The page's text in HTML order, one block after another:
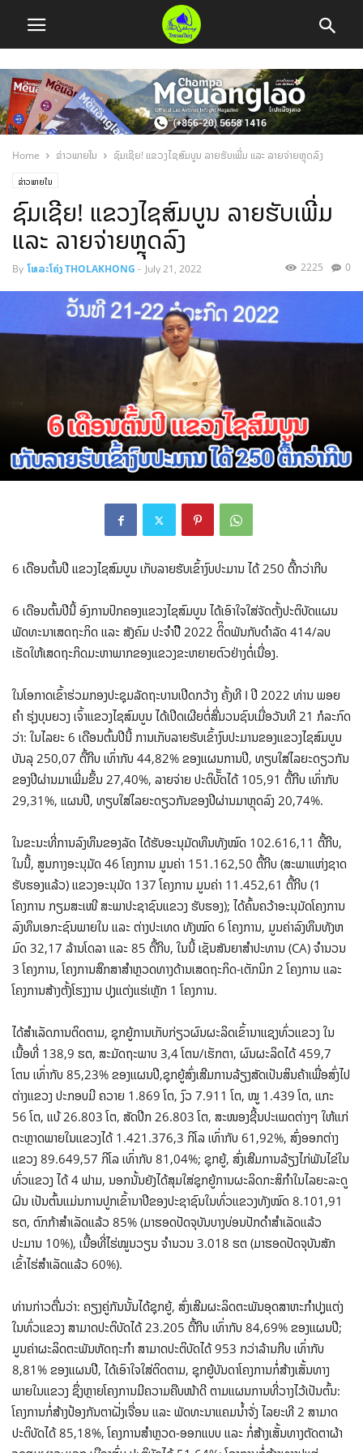
Home ຂ່າວພາຍໃນ ຊົມເຊີຍ! ແຂວງໄຊສົມບູນ ລາຍຮັບເພີ່ມ ແລະ ລາຍຈ່າຍຫຼຸດລົງ
ຂ່າວພາຍໃນ
ຊົມເຊີຍ! ແຂວງໄຊສົມບູນ ລາຍຮັບເພີ່ມ
ແລະ ລາຍຈ່າຍຫຼຸດລົງ
By ໂທລະໂຄ່ງ THOLAKHONG - July 21, 2022 0
2225
6 ເດືອນຕົ້ນປີ ແຂວງໄຊສົມບູນ ເກັບລາຍຮັບເຂົ້າງົບປະມານ ໄດ້ 250 ຕື້ກວ່າກີບ
6 ເດືອນຕົ້ນປີນີ້ ອົງການປົກຄອງແຂວງໄຊສົມບູນ ໄດ້ເອົາໃຈໃສ່ຈັດຕັ້ງປະຕິບັດແຜນ
ພັດທະນາເສດຖະກິດ ແລະ ສັງຄົມ ປະຈຳປິີ 2022 ຕິິດພັນກັບດຳລັດ 414/ລບ
ເຮັດໃຫ້ເສດຖະກິດມະຫາພາກຂອງແຂວງຂະຫຍາຍຕົວຢ່າງຕໍ່ເນື່ອງ.
ໃນໂອກາດເຂົ້າຮ່ວມກອງປະຊຸມລັດຖະບານເປີດກວ້າງ ຄັ້ງທີ I ປີ 2022 ທ່ານ ພອຍ
ຄຳ ຮຸ່ງບຸນຍວງ ເຈົ້າແຂວງໄຊສົມບູນ ໄດ້ເປີດເຜີຍຕໍ່ສື່ມວນຊົນເມື່ອວັນທີ 21 ກໍລະກົດ
ວ່າ: ໃນໄລຍະ 6 ເດືອນຕົ້ນປີນີ້ ການເກັບລາຍຮັບເຂົ້າງົບປະມານຂອງແຂວງໄຊສົມບູນ
ບັນລຸ 250,07 ຕື້ກີບ ເທົ່າກັບ 44,82% ຂອງແຜນການປີ, ທຽບໃສ່ໄລຍະດຽວກັນ
ຂອງປີຜ່ານມາເພີ່ມຂຶ້ນ 27,40%, ລາຍຈ່າຍ ປະຕິບັັັດໄດ້ 105,91 ຕື້ກີບ ເທົ່າກັບ
29,31%, ແຜນປີ, ທຽບໃສ່ໄລຍະດຽວກັນຂອງປີຜ່ານມາຫຼຸດລົງ 20,74%.
ໃນຂະນະທີ່ການລົງທຶນຂອງລັດ ໄດ້ຮັບອະນຸມັດທຶນທັງໝົດ 102.616,11 ຕື້ກີບ,
ໃນນີ້, ສູນກາງອະນຸມັດ 46 ໂຄງການ ມູນຄ່າ 151.162,50 ຕື້ກີບ (ສະພາແຫ່ງຊາດ
ຮັບຮອງແລ້ວ) ແຂວງອະນຸມັດ 137 ໂຄງການ ມູນຄ່າ 11.452,61 ຕື້ກີບ (1
ໂຄງການ ກຽມສະເໜີ ສະພາປະຊາຊົນແຂວງ ຮັບຮອງ); ໄດ້ຄົ້ນຄວ້າອະນຸມັດໂຄງການ
ລົງທຶນເອກະຊົນພາຍໃນ ແລະ ຕ່າງປະເທດ ທັງໝົດ 6 ໂຄງການ, ມູນຄ່າລົງທຶນທັງຫ
ມົດ 32,17 ລ້ານໂດລາ ແລະ 85 ຕື້ກີບ, ໃນນີ້ ເຊັນສັນຍາສໍາປະທານ (CA) ຈໍານວນ
3 ໂຄງການ, ໂຄງການສຶກສາສໍາຫຼວດທາງດ້ານເສດຖະກິດ-ເຕັກນິກ 2 ໂຄງການ ແລະ
ໂຄງການສ້າງຕັ້ງໂຮງງານ ປຸງແຕ່ງແຮ່ເຫຼັກ 1 ໂຄງການ.
ໄດ້ສໍາເລັດການຕິດຕາມ, ຊຸກຍູ້ການເກັບກ່ຽວຜົນຜະລິດເຂົ້ານາແຊງທົ່ວແຂວງ ໃນ
ເນື້ອທີ່ 138,9 ຮຕ, ສະມັດຖະພາບ 3,4 ໂຕນ/ເຮັກຕາ, ຜົນຜະລິດໄດ້ 459,7
ໂຕນ ເທົ່າກັບ 85,23% ຂອງແຜນປີ,ຊຸກຍູ້ສົ່ງເສີມການລ້ຽງສັດເປັນສິນຄ້າເພື່ອສົ່ງໄປ
ຕ່າງແຂວງ ປະກອບມີ ຄວາຍ 1.869 ໂຕ, ງົວ 7.911 ໂຕ, ໝູ 1.439 ໂຕ, ແກະ
56 ໂຕ, ແບ້ 26.803 ໂຕ, ສັດປີກ 26.803 ໂຕ, ສະໜອງຊີ້ນປະເພດຕ່າງໆ ໃຫ້ແກ່
ຕະຫຼາດພາຍໃນແຂວງໄດ້ 1.421.376,3 ກິໂລ ເທົ່າກັບ 61,92%, ສົ່ງອອກຕ່າງ
ແຂວງ 89.649,57 ກິໂລ ເທົ່າກັບ 81,04%; ຊຸກຍູ້, ສົ່ງເສີມການລ້ຽງໄກ່ພັນໄຂ່ໃນ
ທົ່ວແຂວງ ໄດ້ 4 ຟາມ, ນອກນັ້ນຍັງໄດ້ສຸມໃສ່ຊຸກຍູ້ການຜະລິດກະສິກໍາໃນໄລ​ຍະລະດູ
ຝົນ ເປັນຕົ້ນແມ່ນການປູກເຂົ້ານາປີຂອງປະຊາຊົນໃນທົ່ວແຂວງທັງໝົດ 8.101,91
ຮຕ, ຕົກກ້າສໍາເລັດແລ້ວ 85% (ມາຮອດປັດຈຸບັນບາງບ່ອນປັກດໍາສໍາເລັດແລ້ວ
ປະມານ 10%), ເນື້ອທີ່ໄຮ່ໝູນວຽນ ຈໍານວນ 3.018 ຮຕ (ມາຮອດປັດຈຸບັນສັກ
ເຂົ້າໄຮ່ສໍາເລັດແລ້ວ 60%).
ທ່ານກ່າວຕື່ມວ່າ: ຄຽງຄູ່ກັນນັ້ນໄດ້ຊຸກຍູ້, ສົ່ງເສີມຜະລິດຕະພັນອຸດສາຫະກໍາປຸງແຕ່ງ
ໃນທົ່ວແຂວງ ສາມາດປະຕິບັດໄດ້ 23.205 ຕື້ກີບ ເທົ່າກັບ 84,69% ຂອງແຜນປີ;
ມູນຄ່າຜະລິດຕະພັນຫັດຖະກໍາ ສາມາດປະຕິບັດໄດ້ 953 ກວ່າລ້ານກີບ ເທົ່າກັບ
8,81% ຂອງແຜນປີ, ໄດ້ເອົາໃຈໃສ່ຕິດຕາມ, ຊຸກຍູ້ບັນດາໂຄງການກໍ່ສ້າງເສັ້ນທາງ
ພາຍໃນແຂວງ ຊຶ່ງຫຼາຍໂຄງການມີຄວາມຄືບໜ້າດີ ຕາມແຜນການທີ່ວາງໄວ້ເປັນຕົ້ນ:
ໂຄງການກໍ່ສ້າງປ້ອງກັນຕາຝັ່ງເຈື່ອນ ແລະ ພັດທະນາແຄມນໍ້າຈັ່ງ ໄລຍະທີ 2 ສາມາດ
ປະຕິບັດໄດ້ 85,18%, ໂຄງການສໍາຫຼວດ-ອອກແບບ ແລະ ກໍ່ສ້າງເສັ້ນທາງຕັດຕາຜ້າ